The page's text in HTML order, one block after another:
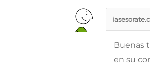
Buenas
en su